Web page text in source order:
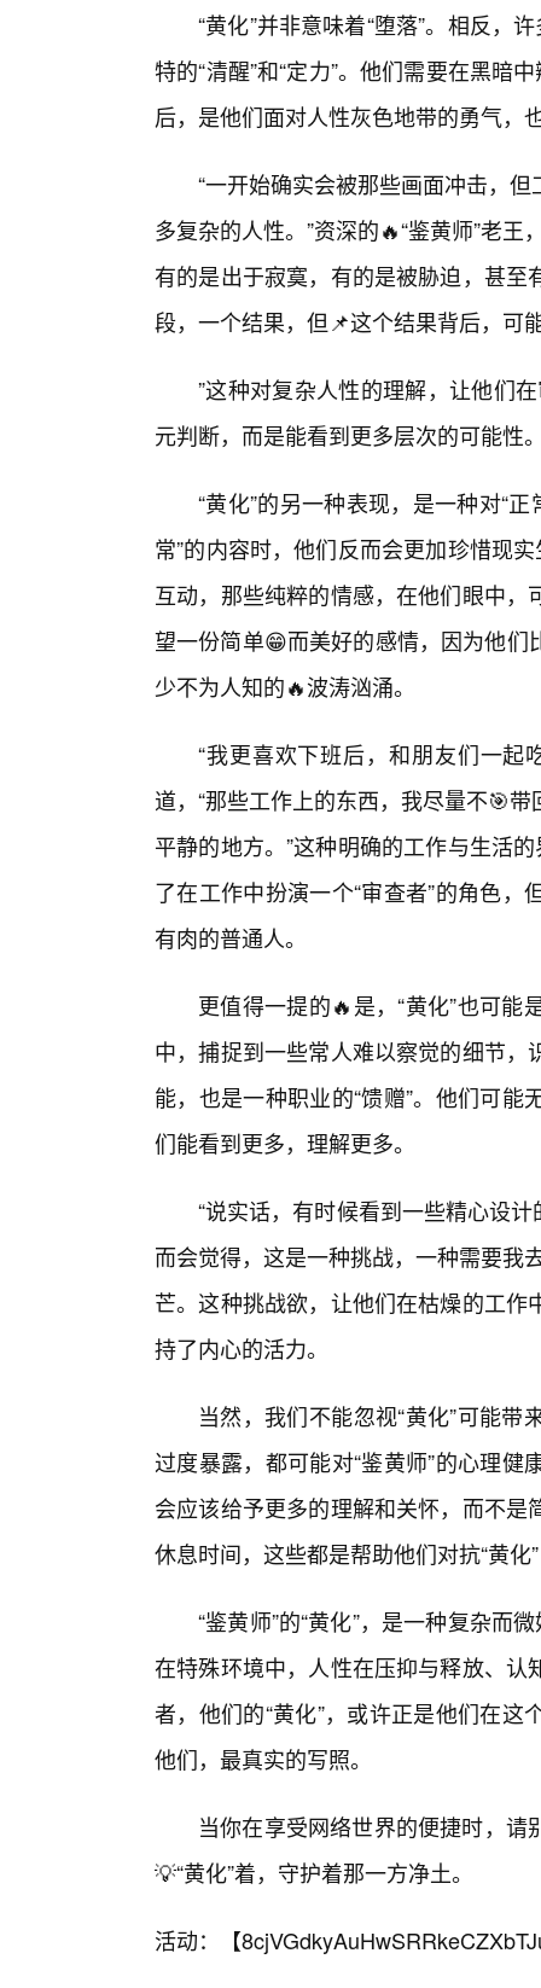
“黄化”并非意味着“堕落”。相反，
特的“清醒”和“定力”。他们需要在黑暗
后，是他们面对人性灰色地带的勇气，
“一开始确实会被那些画面冲击，
多复杂的人性。”资深的🔥“鉴黄师”老
有的是出于寂寞，有的是被胁迫，甚
段，一个结果，但📌这个结果背后，可
”这种对复杂人性的理解，让他们
元判断，而是能看到更多层次的可能性
“黄化”的另一种表现，是一种对“
常”的内容时，他们反而会更加珍惜现
互动，那些纯粹的情感，在他们眼中
望一份简单😁而美好的感情，因为他
少不为人知的🔥波涛汹涌。
“我更喜欢下班后，和朋友们一起
道，“那些工作上的东西，我尽量不🎯
平静的地方。”这种明确的工作与生活
了在工作中扮演一个“审查者”的角色
有肉的普通人。
更值得一提的🔥是，“黄化”也可
中，捕捉到一些常人难以察觉的细节
能，也是一种职业的“馈赠”。他们可
们能看到更多，理解更多。
“说实话，有时候看到一些精心设计
而会觉得，这是一种挑战，一种需要我
芒。这种挑战欲，让他们在枯燥的工
持了内心的活力。
当然，我们不能忽视“黄化”可能
过度暴露，都可能对“鉴黄师”的心理
会应该给予更多的理解和关怀，而不
休息时间，这些都是帮助他们对抗“黄
“鉴黄师”的“黄化”，是一种复杂而
在特殊环境中，人性在压抑与释放、
者，他们的“黄化”，或许正是他们在
他们，最真实的写照。
当你在享受网络世界的便捷时，
💡“黄化”着，守护着那一方净土。
活动：【